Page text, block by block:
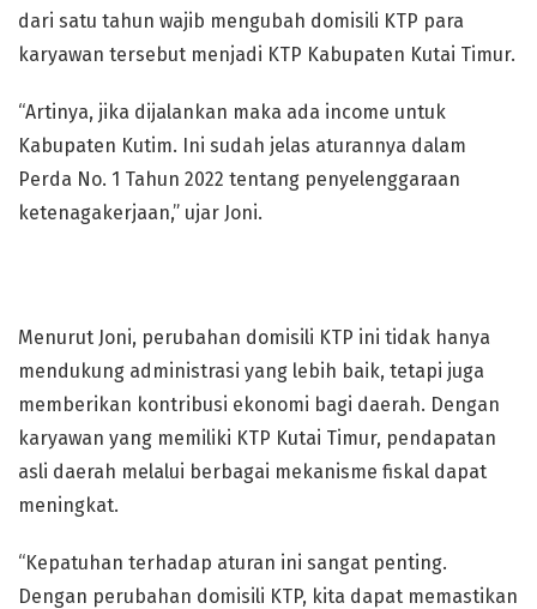
dari satu tahun wajib mengubah domisili KTP para
karyawan tersebut menjadi KTP Kabupaten Kutai Timur.
“Artinya, jika dijalankan maka ada income untuk
Kabupaten Kutim. Ini sudah jelas aturannya dalam
Perda No. 1 Tahun 2022 tentang penyelenggaraan
ketenagakerjaan,” ujar Joni.
Menurut Joni, perubahan domisili KTP ini tidak hanya
mendukung administrasi yang lebih baik, tetapi juga
memberikan kontribusi ekonomi bagi daerah. Dengan
karyawan yang memiliki KTP Kutai Timur, pendapatan
asli daerah melalui berbagai mekanisme fiskal dapat
meningkat.
“Kepatuhan terhadap aturan ini sangat penting.
Dengan perubahan domisili KTP, kita dapat memastikan